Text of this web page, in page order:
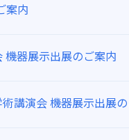
案内
器展示出展のご案内
講演会 機器展示出展